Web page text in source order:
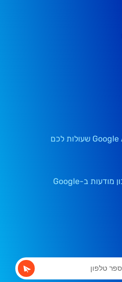
5 הטעויות העיקריות ב-Google Ads שעולות לכם
המדריך הפשוט ליצירת חשבון מודעות ב-Google